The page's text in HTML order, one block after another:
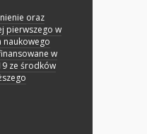
oraz
pierwszego w
naukowego
w
ze środków